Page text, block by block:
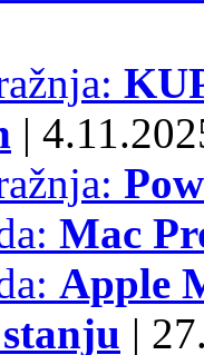
|
Mac
Apple
|